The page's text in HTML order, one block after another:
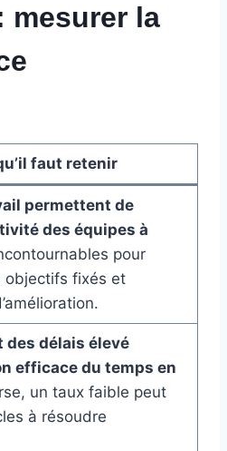
mesurer la
faut retenir
permettent de
des équipes à
pour
objectifs fixés et
des délais élevé
efficace du temps en
un taux faible peut
à résoudre